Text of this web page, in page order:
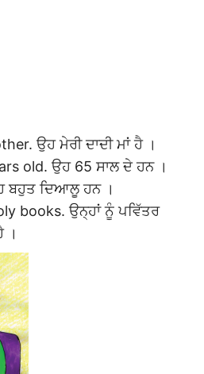
ਉਹ ਮੇਰੀ ਦਾਦੀ ਮਾਂ ਹੈ ।
old. ਉਹ 65 ਸਾਲ ਦੇ ਹਨ ।
ਬਹੁਤ ਦਿਆਲੂ ਹਨ ।
books. ਉਨ੍ਹਾਂ ਨੂੰ ਪਵਿੱਤਰ
।